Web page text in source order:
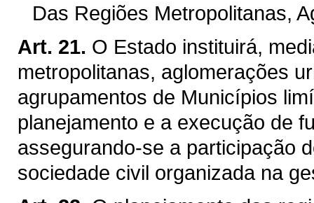
Das Regiões Metropolitanas,
Art. 21. O Estado instituirá,
metropolitanas, aglomerações
agrupamentos de Municípios
planejamento e a execução de
assegurando-se a participação
sociedade civil organizada na